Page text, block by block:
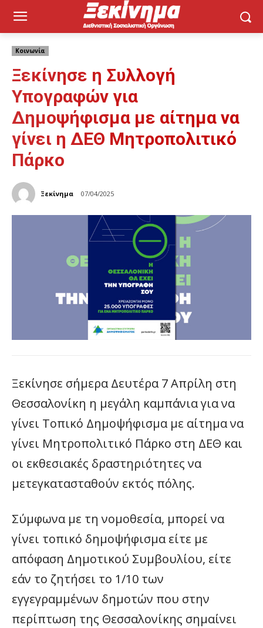
Κοινωνία
Ξεκίνησε η Συλλογή
Υπογραφών για
Δημοψήφισμα με αίτημα να
γίνει η ΔΕΘ Μητροπολιτικό
Πάρκο
Ξεκίνημα 07/04/2025
Ξεκίνησε σήμερα Δευτέρα 7 Απρίλη στη
Θεσσαλονίκη η μεγάλη καμπάνια για να
γίνει Τοπικό Δημοψήφισμα με αίτημα να
γίνει Μητροπολιτικό Πάρκο στη ΔΕΘ και
οι εκθεσιακές δραστηριότητες να
μετεγκατασταθούν εκτός πόλης.
Σύμφωνα με τη νομοθεσία, μπορεί να
γίνει τοπικό δημοψήφισμα είτε με
απόφαση Δημοτικού Συμβουλίου, είτε
εάν το ζητήσει το 1/10 των
εγγεγραμμένων δημοτών που στην
περίπτωση της Θεσσαλονίκης σημαίνει